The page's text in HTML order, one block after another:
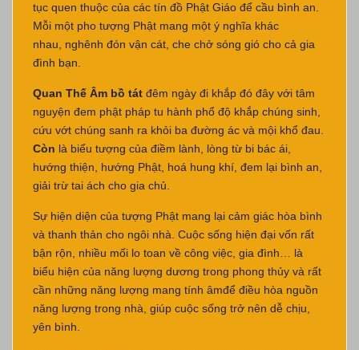
tục quen thuộc của các tín đồ Phật Giáo để cầu bình an.
Mỗi một pho tượng Phật mang một ý nghĩa khác
nhau, nghênh đón vận cát, che chở sóng gió cho cả gia
đình bạn.
Quan Thế Âm bồ tát đêm ngày đi khắp đó đây với tâm
nguyện đem phật pháp tu hành phổ độ khắp chúng sinh,
cứu vớt chúng sanh ra khỏi ba đường ác và mội khổ đau.
Còn là biểu tượng của điềm lành, lòng từ bi bác ái,
hướng thiện, hướng Phật, hoá hung khí, đem lại bình an,
giải trừ tai ách cho gia chủ.
Sự hiện diện của tượng Phật mang lại cảm giác hòa bình
và thanh thản cho ngôi nhà. Cuộc sống hiện đại vốn rất
bận rộn, nhiều mối lo toan về công việc, gia đình… là
biểu hiện của năng lượng dương trong phong thủy và rất
cần những năng lượng mang tính âmđể điều hòa nguồn
năng lượng trong nhà, giúp cuộc sống trở nên dễ chịu,
yên bình.